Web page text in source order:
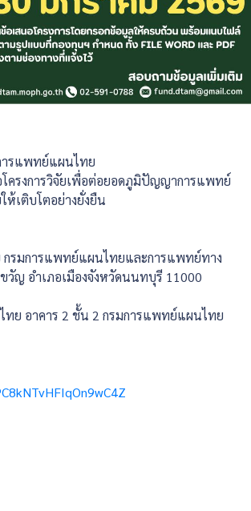
ารแพทย์แผนไทย
ครงการวิจัยเพื่อต่อยอดภูมิปัญญาการแพทย์
เติบโตอย่างยั่งยืน
รมการแพทย์แผนไทยและการแพทย์ทาง
ญ อำเภอเมืองจังหวัดนนทบุรี 11000
ย อาคาร 2 ชั้น 2 กรมการแพทย์แผนไทย